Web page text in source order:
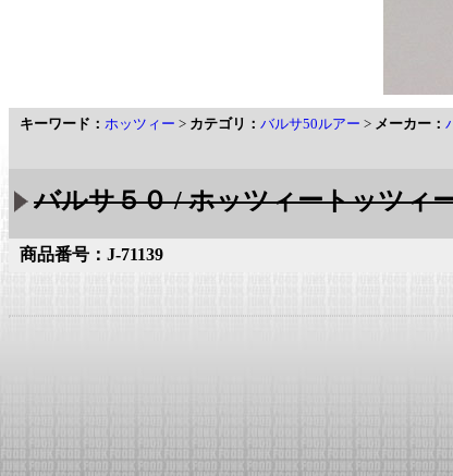
キーワード： ホッツィー > カテゴリ： バルサ50ルアー > メーカー：
バルサ５０ / ホッツィートッツィ
商品番号：J-71139